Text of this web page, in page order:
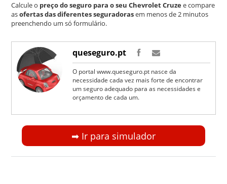
Calcule o preço do seguro para o seu Chevrolet Cruzee compare
asofertas das diferentes seguradorasem menos de 2 minutos
preenchendo um só formulário.
queseguro.pt
O portal www.queseguro.pt nasce da
necessidade cada vez mais forte de encontrar
um seguro adequado para as necessidades e
orçamento de cada um.
➡︎ Ir para simulador